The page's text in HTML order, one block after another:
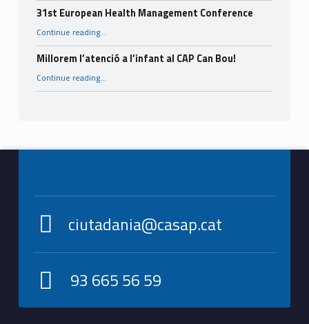
31st European Health Management Conference
Continue reading“31st European Health Management Conference”
…
Millorem l’atenció a l’infant al CAP Can Bou!
Continue reading“Millorem l’atenció a l’infant al CAP Can Bou!”
…
Footer info sidebar
ciutadania@casap.cat
93 665 56 59